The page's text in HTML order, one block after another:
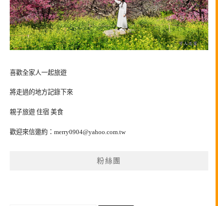
喜歡全家人一起旅遊
將走過的地方記錄下來
親子旅遊 住宿 美食
歡迎來信邀約： merry0904@yahoo.com.tw
粉絲團